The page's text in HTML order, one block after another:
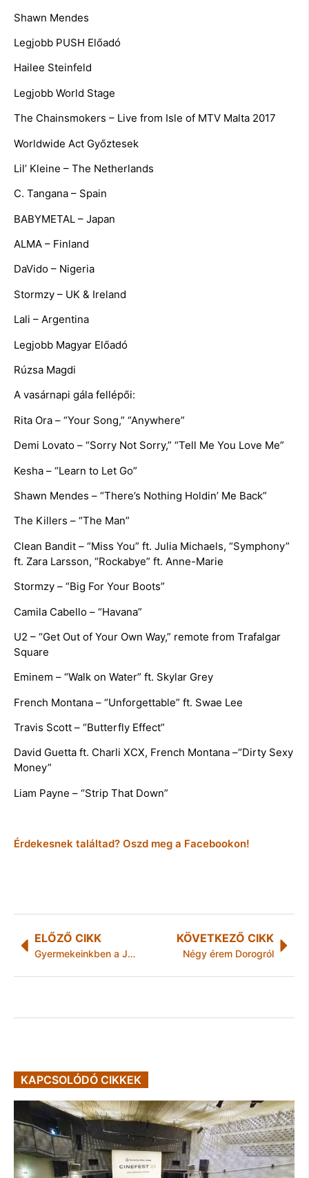
Shawn Mendes
Legjobb PUSH Előadó
Hailee Steinfeld
Legjobb World Stage
The Chainsmokers – Live from Isle of MTV Malta 2017
Worldwide Act Győztesek
Lil’ Kleine – The Netherlands
C. Tangana – Spain
BABYMETAL – Japan
ALMA – Finland
DaVido – Nigeria
Stormzy – UK & Ireland
Lali – Argentina
Legjobb Magyar Előadó
Rúzsa Magdi
A vasárnapi gála fellépői:
Rita Ora – “Your Song,” “Anywhere”
Demi Lovato – “Sorry Not Sorry,” “Tell Me You Love Me”
Kesha – “Learn to Let Go”
Shawn Mendes – “There’s Nothing Holdin’ Me Back”
The Killers – “The Man”
Clean Bandit – “Miss You” ft. Julia Michaels, “Symphony”
ft. Zara Larsson, “Rockabye” ft. Anne-Marie
Stormzy – “Big For Your Boots”
Camila Cabello – “Havana”
U2 – “Get Out of Your Own Way,” remote from Trafalgar
Square
Eminem – “Walk on Water” ft. Skylar Grey
French Montana – “Unforgettable” ft. Swae Lee
Travis Scott – “Butterfly Effect”
David Guetta ft. Charli XCX, French Montana –“Dirty Sexy
Money”
Liam Payne – “Strip That Down”
Érdekesnek találtad? Oszd meg a Facebookon!
ELŐZŐ CIKK
Gyermekeinkben a JÖVŐ konferencia és szakmai nap
KÖVETKEZŐ CIKK
Négy érem Dorogról
KAPCSOLÓDÓ CIKKEK